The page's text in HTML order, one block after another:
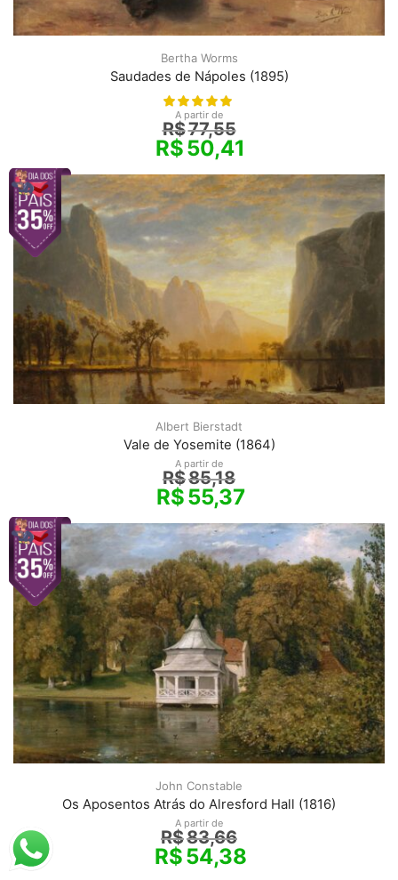
Bertha Worms
Saudades de Nápoles (1895)
A partir de
R$77,55
R$50,41
Albert Bierstadt
Vale de Yosemite (1864)
A partir de
R$85,18
R$55,37
John Constable
Os Aposentos Atrás do Alresford Hall (1816)
A partir de
R$83,66
R$54,38